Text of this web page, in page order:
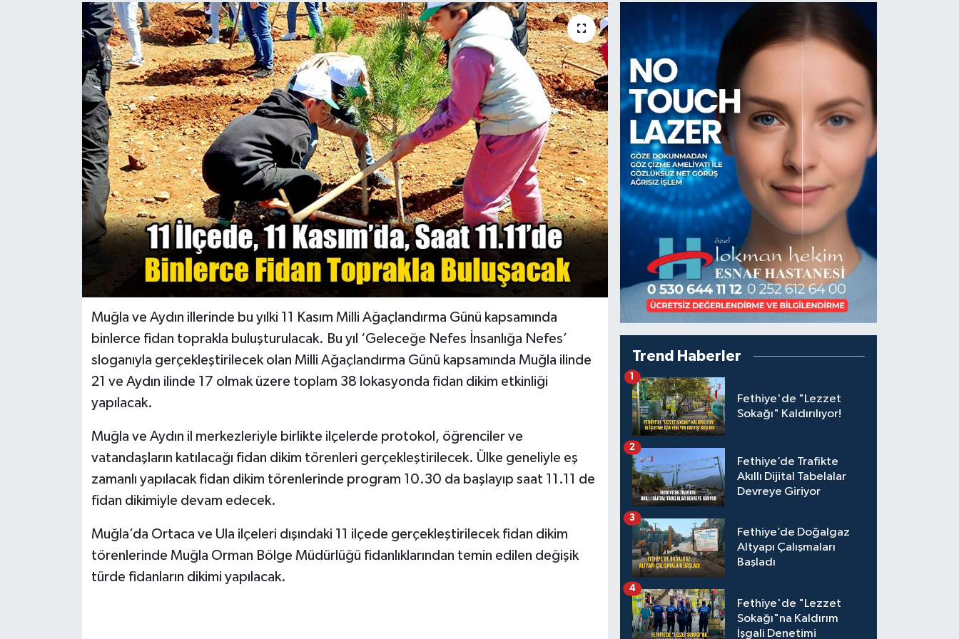
Muğla ve Aydın illerinde bu yılki 11 Kasım Milli Ağaçlandırma Günü kapsamında
binlerce fidan toprakla buluşturulacak. Bu yıl ‘Geleceğe Nefes İnsanlığa Nefes’
sloganıyla gerçekleştirilecek olan Milli Ağaçlandırma Günü kapsamında Muğla ilinde
21 ve Aydın ilinde 17 olmak üzere toplam 38 lokasyonda fidan dikim etkinliği
yapılacak.
Muğla ve Aydın il merkezleriyle birlikte ilçelerde protokol, öğrenciler ve
vatandaşların katılacağı fidan dikim törenleri gerçekleştirilecek. Ülke geneliyle eş
zamanlı yapılacak fidan dikim törenlerinde program 10.30 da başlayıp saat 11.11 de
fidan dikimiyle devam edecek.
Muğla’da Ortaca ve Ula ilçeleri dışındaki 11 ilçede gerçekleştirilecek fidan dikim
törenlerinde Muğla Orman Bölge Müdürlüğü fidanlıklarından temin edilen değişik
türde fidanların dikimi yapılacak.
Trend Haberler
Fethiye'de "Lezzet
Sokağı" Kaldırılıyor!
1
Fethiye’de Trafikte
Akıllı Dijital Tabelalar
Devreye Giriyor
2
Fethiye’de Doğalgaz
Altyapı Çalışmaları
Başladı
3
Fethiye'de "Lezzet
Sokağı"na Kaldırım
İşgali Denetimi
4